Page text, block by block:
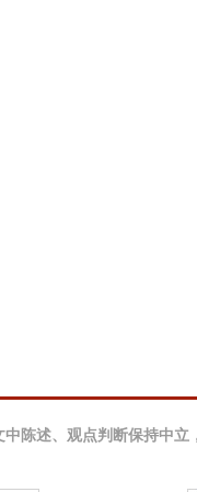
陈述、观点判断保持中立